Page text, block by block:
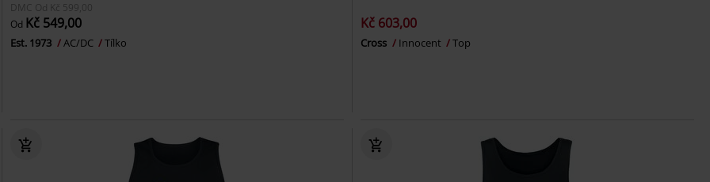
DMC Od Kč 599,00
Od Kč 549,00
Est. 1973 AC/DC Tílko
Kč 603,00
Cross Innocent Top